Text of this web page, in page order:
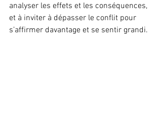
analyser les effets et les conséquences,
et à inviter à dépasser le conflit pour
s’affirmer davantage et se sentir grandi.